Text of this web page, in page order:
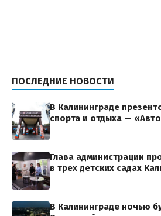
ПОСЛЕДНИЕ НОВОСТИ
В Калининграде
спорта и отдыха —
Глава администрации
в трех детских садах
В Калининграде ночью